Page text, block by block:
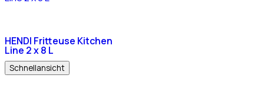
HENDI Fritteuse Kitchen
Line 2 x 8 L
Schnellansicht